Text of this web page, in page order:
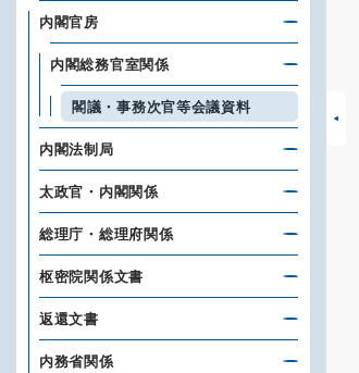
内閣官房
内閣総務官室関係
閣議・事務次官等会議資料
内閣法制局
太政官・内閣関係
総理庁・総理府関係
枢密院関係文書
返還文書
内務省関係